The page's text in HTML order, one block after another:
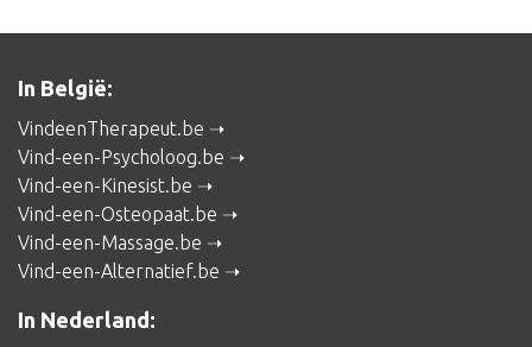
In België:
VindeenTherapeut.be
Vind-een-Psycholoog.be
Vind-een-Kinesist.be
Vind-een-Osteopaat.be
Vind-een-Massage.be
Vind-een-Alternatief.be
In Nederland: